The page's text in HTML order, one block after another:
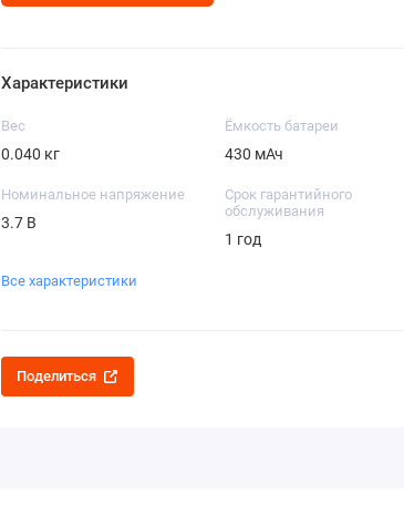
Характеристики
Вес
0.040 кг
Ёмкость батареи
430 мАч
Номинальное напряжение
3.7 В
Срок гарантийного
обслуживания
1 год
Все характеристики
Поделиться